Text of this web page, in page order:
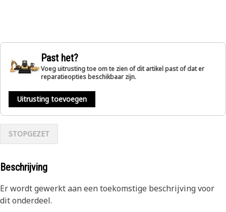
Past het?
Voeg uitrusting toe om te zien of dit artikel past of dat er
reparatieopties beschikbaar zijn.
Uitrusting toevoegen
STOPGEZET
Beschrijving
Er wordt gewerkt aan een toekomstige beschrijving voor
dit onderdeel.